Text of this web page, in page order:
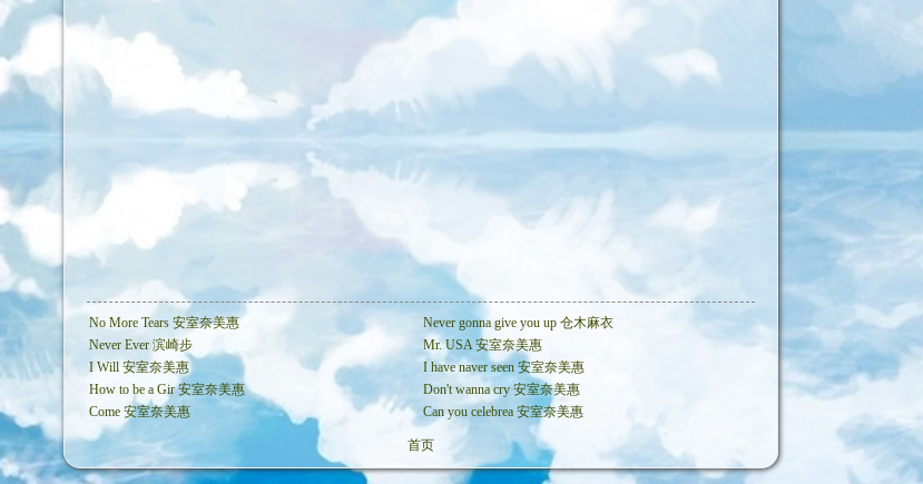
No More Tears 安室奈美惠
Never gonna give you up 仓木麻衣
Never Ever 滨崎步
Mr. USA 安室奈美惠
I Will 安室奈美惠
I have naver seen 安室奈美惠
How to be a Gir 安室奈美惠
Don't wanna cry 安室奈美惠
Come 安室奈美惠
Can you celebrea 安室奈美惠
首页